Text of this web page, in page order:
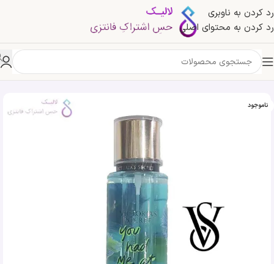
رد کردن به ناوبری
رد کردن به محتوای اصلی
خانه»فروشگاه»بادی اسپلش you had me at escape ویکتوریا سکرت
ناموجود